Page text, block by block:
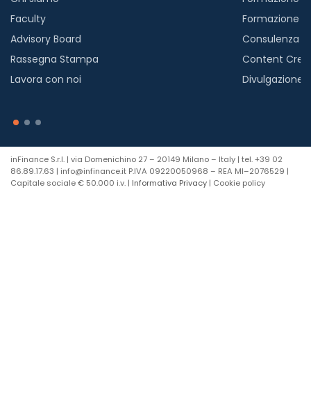
Faculty
Advisory Board
Rassegna Stampa
Lavora con noi
Formazione
Consulenza
Content
Divulgazione
inFinance S.r.l. | via Domenichino 27 – 20149 Milano – Italy | tel. +39 02
86.89.17.63 | info@infinance.it P.IVA 09220050968 – REA MI–2076529 |
Capitale sociale € 50.000 i.v. | Informativa Privacy | Cookie policy